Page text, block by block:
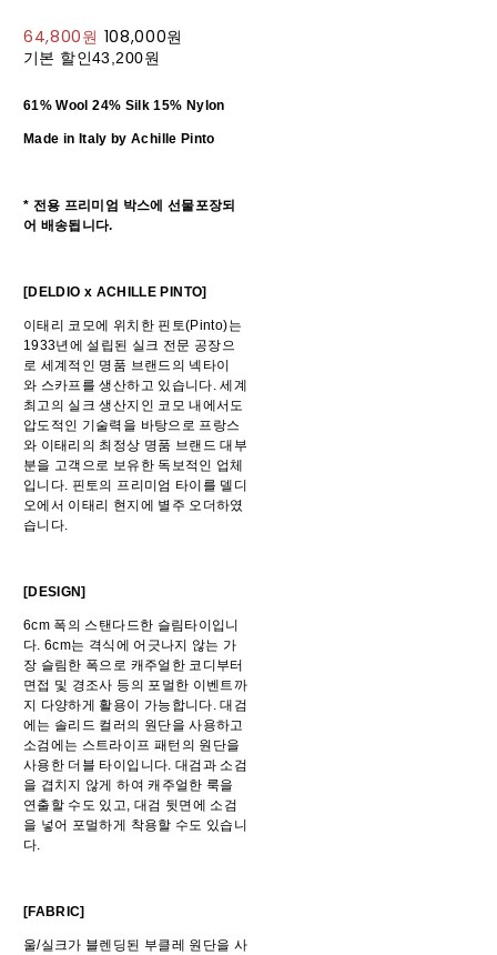
64,800원 108,000원
기본 할인43,200원
61% Wool 24% Silk 15% Nylon
Made in Italy by Achille Pinto
* 전용 프리미엄 박스에 선물포장되
어 배송됩니다.
[DELDIO x ACHILLE PINTO]
이태리 코모에 위치한 핀토(Pinto)는
1933년에 설립된 실크 전문 공장으
로 세계적인 명품 브랜드의 넥타이
와 스카프를 생산하고 있습니다. 세계
최고의 실크 생산지인 코모 내에서도
압도적인 기술력을 바탕으로 프랑스
와 이태리의 최정상 명품 브랜드 대부
분을 고객으로 보유한 독보적인 업체
입니다. 핀토의 프리미엄 타이를 델디
오에서 이태리 현지에 별주 오더하였
습니다.
[DESIGN]
6cm 폭의 스탠다드한 슬림타이입니
다. 6cm는 격식에 어긋나지 않는 가
장 슬림한 폭으로 캐주얼한 코디부터
면접 및 경조사 등의 포멀한 이벤트까
지 다양하게 활용이 가능합니다. 대검
에는 솔리드 컬러의 원단을 사용하고
소검에는 스트라이프 패턴의 원단을
사용한 더블 타이입니다. 대검과 소검
을 겹치지 않게 하여 캐주얼한 룩을
연출할 수도 있고, 대검 뒷면에 소검
을 넣어 포멀하게 착용할 수도 있습니
다.
[FABRIC]
울/실크가 블렌딩된 부클레 원단을 사